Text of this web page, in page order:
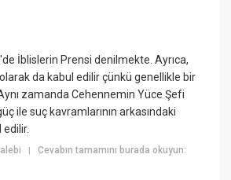
İblislerin Prensi denilmekte. Ayrıca,
da kabul edilir çünkü genellikle bir
zamanda Cehennemin Yüce Şefi
ile suç kavramlarının arkasındaki
|Cevabın tamamını burada okuyun: